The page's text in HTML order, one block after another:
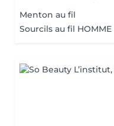
Menton au fil
Sourcils au fil HOMME